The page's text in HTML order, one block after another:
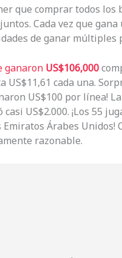
que comprar todos los
Cada vez que gana
de ganar múltiples
ganaron US$106,000
cada una.
US$100 por línea!
US$2.000. ¡Los 55
Árabes Unidos!
razonable.